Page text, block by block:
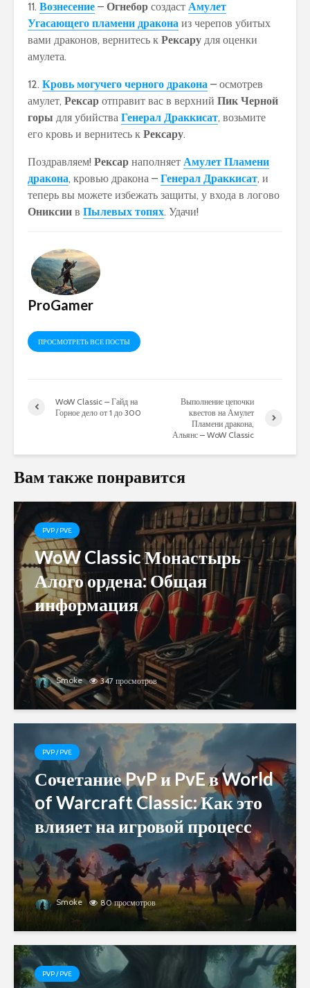
11. Вознесение – Огнебор создаст Амулет
Угасающего пламени дракона из черепов убитых
вами драконов, вернитесь к Рексару для оценки
амулета.
12. Кровь могучего черного дракона – осмотрев
амулет, Рексар отправит вас в верхний Пик Черной
горы для убийства Генерал Драккисат, возьмите
его кровь и вернитесь к Рексару.
Поздравляем! Рексар наполняет Амулет Пламени
дракона, кровью дракона – Генерал Драккисат, и
теперь вы можете избежать защиты, у входа в логово
Ониксии в Пылевых топях. Удачи!
ProGamer
ПРОСМОТРЕТЬ ВСЕ ПОСТЫ
WoW Classic – Гайд на
Горное дело от 1 до 300
Выполнение цепочки
квестов на Амулет
Пламени дракона,
Альянс – WoW Classic
Вам также понравится
PVP / PVE
WoW Classic Монастырь
Алого ордена: Общая
информация
Smoke 347 просмотров
PVP / PVE
Сочетание PvP и PvE в World
of Warcraft Classic: Как это
влияет на игровой процесс
Smoke 80 просмотров
PVP / PVE